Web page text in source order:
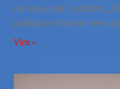
na mou pleť v odstínu
pokud se zrovna
Více »